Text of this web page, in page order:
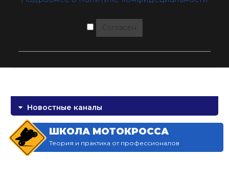
Согласен
Новостные каналы
ШКОЛА МОТОКРОССА
Теория и практика от профессионалов